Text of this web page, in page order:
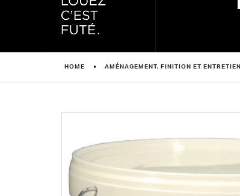
HOME AMÉNAGEMENT, FINITION ET ENTRETIEN